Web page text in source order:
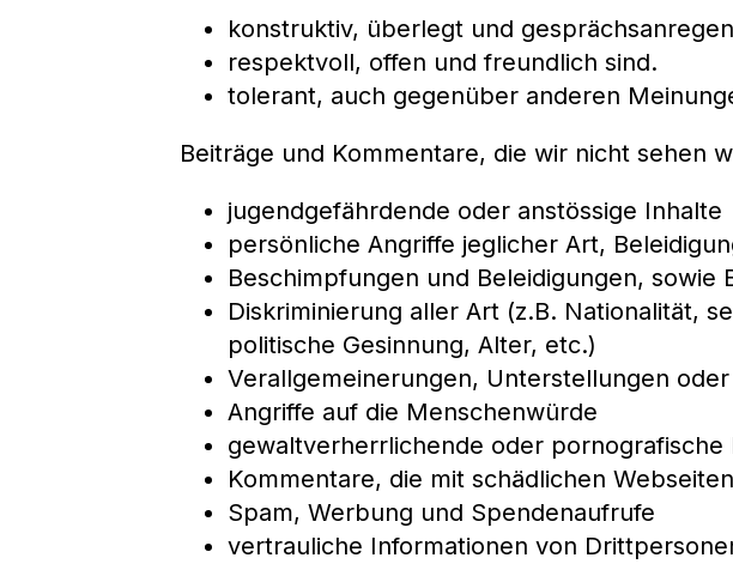
konstruktiv, überlegt und
respektvoll, offen und freundlich sind.
tolerant, auch gegenüber anderen
Beiträge und Kommentare, die wir nicht sehen
jugendgefährdende oder anstössige Inhalte
persönliche Angriffe jeglicher Art,
Beschimpfungen und Beleidigungen, sowie
Diskriminierung aller Art (z.B. Nationalität,
politische Gesinnung, Alter, etc.)
Verallgemeinerungen, Unterstellungen
Angriffe auf die Menschenwürde
gewaltverherrlichende oder pornografische
Kommentare, die mit schädlichen
Spam, Werbung und Spendenaufrufe
vertrauliche Informationen von